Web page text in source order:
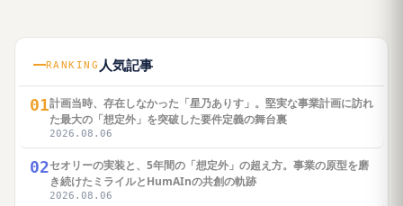
RANKING 人気記事
01計画当時、存在しなかった「星乃ありす」。堅実な事業計画に訪れ
た最大の「想定外」を突破した要件定義の舞台裏
2026.08.06
02セオリーの実装と、5年間の「想定外」の超え方。事業の原型を磨
き続けたミライルとHumAInの共創の軌跡
2026.08.06